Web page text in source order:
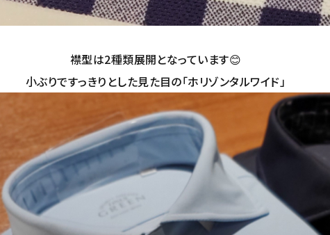
襟型は2種類展開となっています😊
小ぶりですっきりとした見た目の「ホリゾンタルワイド」